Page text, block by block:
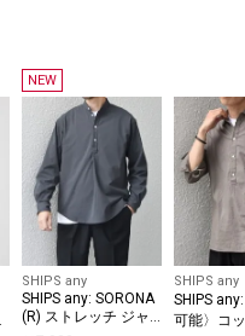
NEW
SHIPS any
SHIPS any: SORONA
(R) ストレッチ ジャ
SHIPS any
SHIPS
可能〉コ